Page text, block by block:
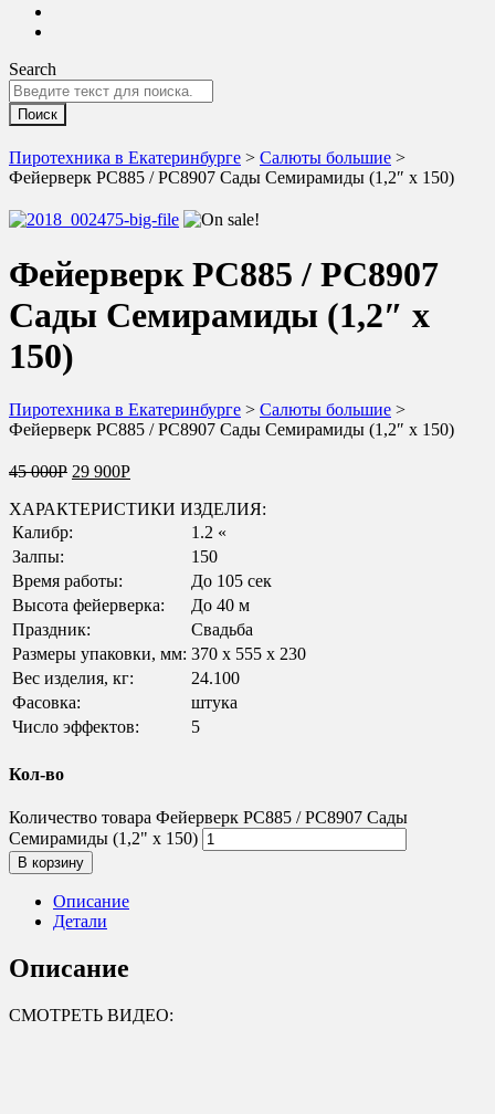
Search
Пиротехника в Екатеринбурге > Салюты большие >
Фейерверк РС885 / РС8907 Сады Семирамиды (1,2″ х 150)
Фейерверк РС885 / РС8907
Сады Семирамиды (1,2″ х
150)
Пиротехника в Екатеринбурге > Салюты большие >
Фейерверк РС885 / РС8907 Сады Семирамиды (1,2″ х 150)
45 000Р 29 900Р
ХАРАКТЕРИСТИКИ ИЗДЕЛИЯ:
Калибр:
1.2 «
Залпы:
150
Время работы:
До 105 сек
Высота фейерверка:
До 40 м
Праздник:
Свадьба
Размеры упаковки, мм: 370 х 555 х 230
Вес изделия, кг:
24.100
Фасовка:
штука
Число эффектов:
5
Кол-во
Количество товара Фейерверк РС885 / РС8907 Сады
Семирамиды (1,2" х 150)
В корзину
Описание
Детали
Описание
СМОТРЕТЬ ВИДЕО: